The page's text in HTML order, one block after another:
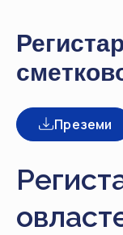
НА
КВАЛИТЕТ
КАКО
ДА
СТАНАМ
Преземи